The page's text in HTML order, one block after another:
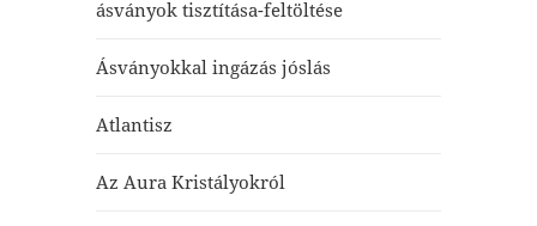
ásványok tisztítása-feltöltése
Ásványokkal ingázás jóslás
Atlantisz
Az Aura Kristályokról